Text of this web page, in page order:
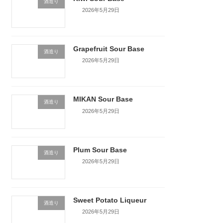
2026年5月29日
酒造り Grapefruit Sour Base
2026年5月29日
酒造り MIKAN Sour Base
2026年5月29日
酒造り Plum Sour Base
2026年5月29日
酒造り Sweet Potato Liqueur
2026年5月29日